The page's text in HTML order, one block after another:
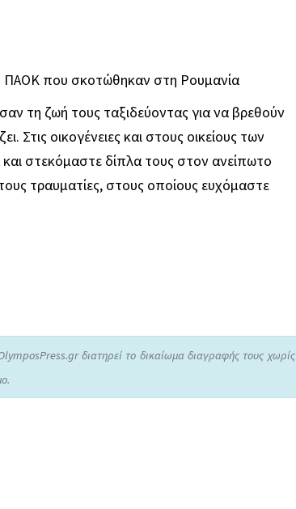
ΠΑΟΚ που σκοτώθηκαν στη Ρουμανία
τη ζωή τους ταξιδεύοντας για να βρεθούν
οικογένειες και στους οικείους των
στεκόμαστε δίπλα τους στον ανείπωτο
τραυματίες, στους οποίους ευχόμαστε
διατηρεί το δικαίωμα διαγραφής τους χωρίς